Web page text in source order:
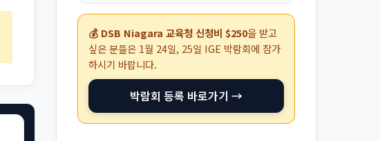
💰 DSB Niagara 교육청 신청비 $250을 받고
싶은 분들은 1월 24일, 25일 IGE 박람회에 참가
하시기 바랍니다.
박람회 등록 바로가기 →